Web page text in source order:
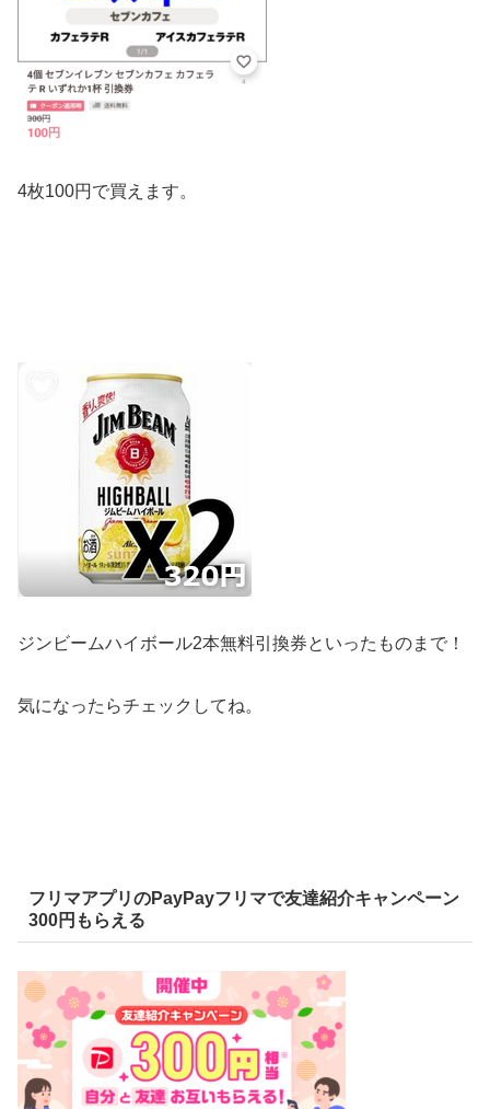
4枚100円で買えます。
ジンビームハイボール2本無料引換券といったものまで！
気になったらチェックしてね。
フリマアプリのPayPayフリマで友達紹介キャンペーン
300円もらえる